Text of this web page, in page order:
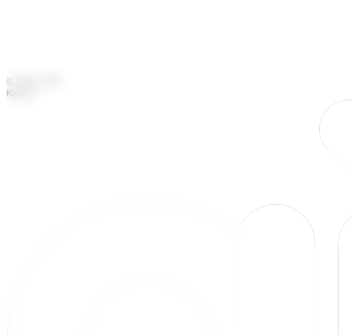
© 2025 «АЙ
Кухни»